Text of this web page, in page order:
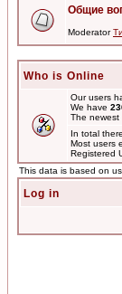
Общие
Moderator
Who is Online
Our users
We have
The newest
In total
Most users
Registered
This data is based on
Log in